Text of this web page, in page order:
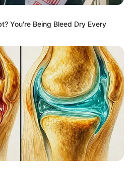
าตายั่วยวนแต่ไม่ควรกิน มิ
ดอุดตัน มีผลถึงสิ้นใจก่อนวัยอัน
แม้รูปร่างหน้าตาของเธอจะชวน
นเข้าไปเราอาจอายุไม่ยืน เพราะ
มลีลาแม่ไม้มวยไทย ก่อนจะถูก
าล (ใครเห็นด้วยกับข้อนี้ขอเสียง
You're Being Bleed Dry Every